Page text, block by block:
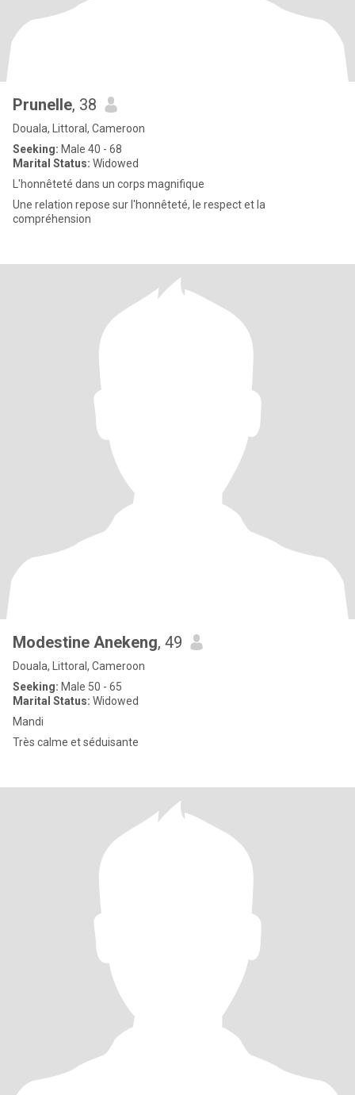
Prunelle, 38
Douala, Littoral, Cameroon
Seeking: Male 40 - 68
Marital Status: Widowed
L'honnêteté dans un corps magnifique
Une relation repose sur l'honnêteté, le respect et la
compréhension
Modestine Anekeng, 49
Douala, Littoral, Cameroon
Seeking: Male 50 - 65
Marital Status: Widowed
Mandi
Très calme et séduisante